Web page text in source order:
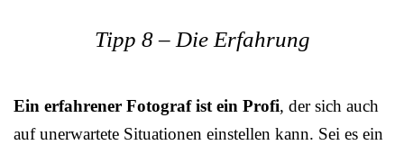
Tipp 8 – Die Erfahrung
Ein erfahrener Fotograf ist ein Profi, der sich auch
auf unerwartete Situationen einstellen kann. Sei es ein